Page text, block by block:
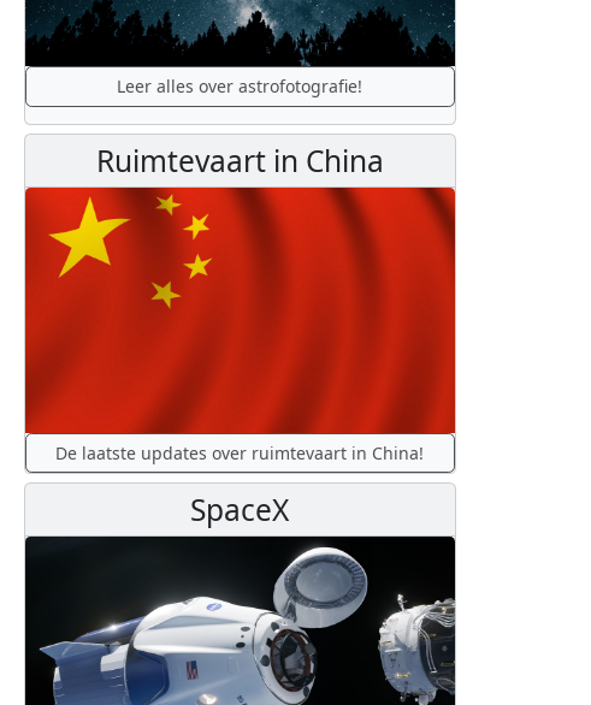
Leer alles over astrofotografie!
Ruimtevaart in China
De laatste updates over ruimtevaart in China!
SpaceX